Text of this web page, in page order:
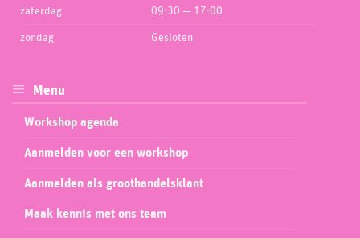
zaterdag 09:30 — 17:00
zondag Gesloten
Menu
Workshop agenda
Aanmelden voor een workshop
Aanmelden als groothandelsklant
Maak kennis met ons team